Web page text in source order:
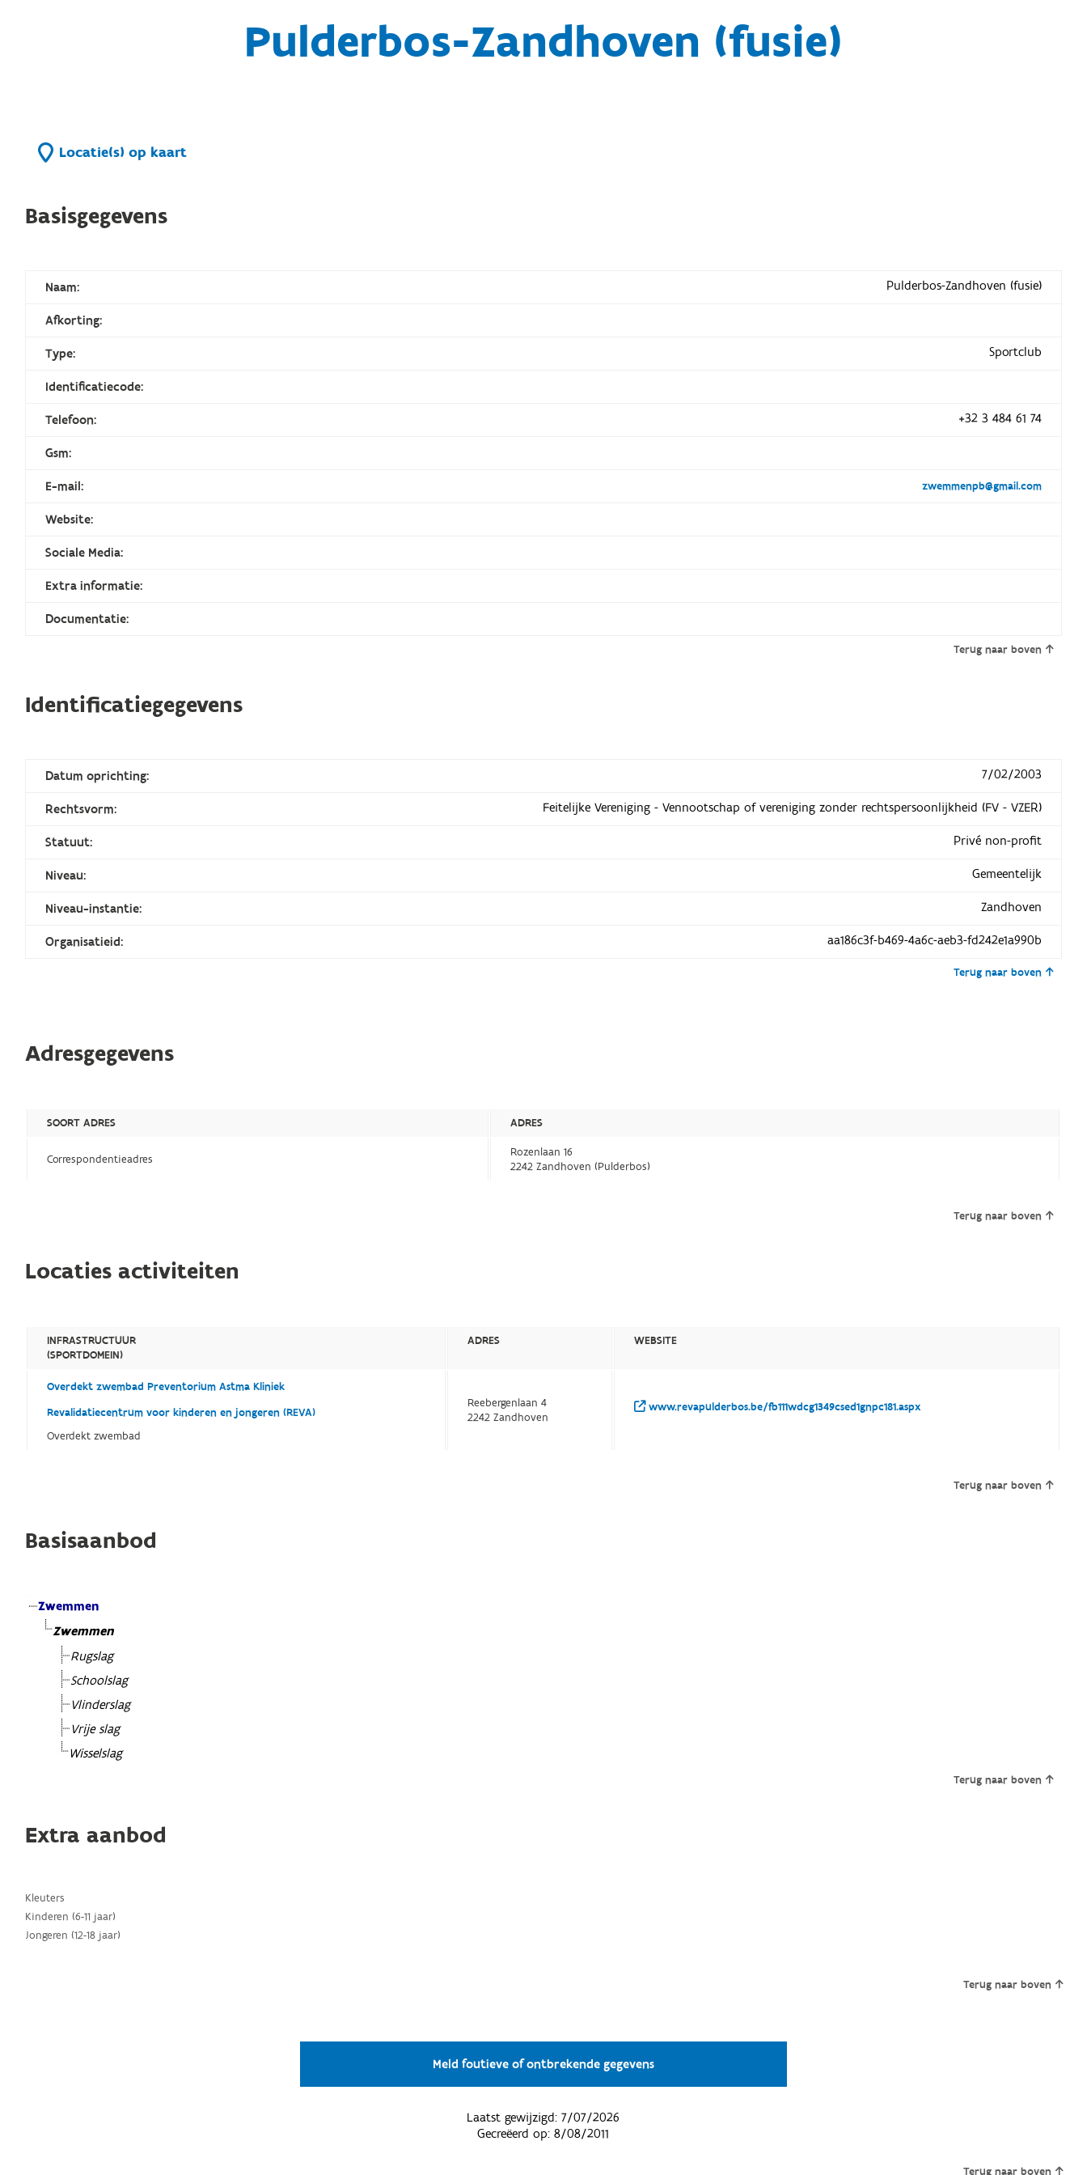
Pulderbos-Zandhoven (fusie)
Locatie(s) op kaart
Basisgegevens
Naam: Pulderbos-Zandhoven (fusie)
Afkorting:
Type: Sportclub
Identificatiecode:
Telefoon: +32 3 484 61 74
Gsm:
E-mail: zwemmenpb@gmail.com
Website:
Sociale Media:
Extra informatie:
Documentatie:
Terug naar boven
Identificatiegegevens
Datum oprichting: 7/02/2003
Rechtsvorm: Feitelijke Vereniging - Vennootschap of vereniging zonder rechtspersoonlijkheid (FV - VZER)
Statuut: Privé non-profit
Niveau: Gemeentelijk
Niveau-instantie: Zandhoven
Organisatieid: aa186c3f-b469-4a6c-aeb3-fd242e1a990b
Terug naar boven
Adresgegevens
SOORT ADRES ADRES
Correspondentieadres
Rozenlaan 16
2242 Zandhoven (Pulderbos)
Terug naar boven
Locaties activiteiten
INFRASTRUCTUUR
(SPORTDOMEIN)
ADRES WEBSITE
Overdekt zwembad Preventorium Astma Kliniek
Revalidatiecentrum voor kinderen en jongeren (REVA)
Overdekt zwembad
Reebergenlaan 4
2242 Zandhoven
www.revapulderbos.be/fb111wdcg1349csed1gnpc181.aspx
Terug naar boven
Basisaanbod
Zwemmen
Zwemmen
Rugslag
Schoolslag
Vlinderslag
Vrije slag
Wisselslag
Terug naar boven
Extra aanbod
Kleuters
Kinderen (6-11 jaar)
Jongeren (12-18 jaar)
Terug naar boven
Meld foutieve of ontbrekende gegevens
Laatst gewijzigd:7/07/2026
Gecreëerd op:8/08/2011
Terug naar boven